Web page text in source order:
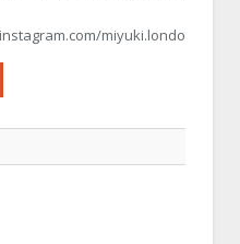
miyuki.london/